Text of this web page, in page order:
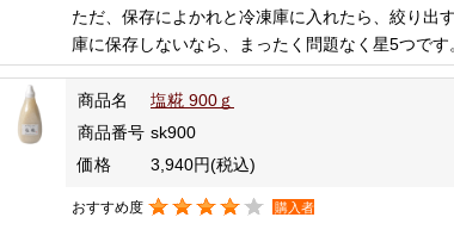
ただ、保存によかれと冷凍庫に入れたら、絞り出
庫に保存しないなら、まったく問題なく星5つです
商品名
塩糀 900ｇ
商品番号 sk900
価格
3,940円(税込)
おすすめ度 購入者